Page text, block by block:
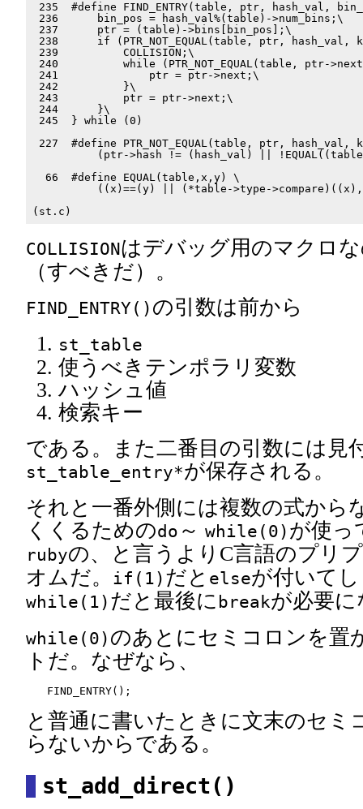
235  #define FIND_ENTRY(table, ptr, hash_val,
236      bin_pos = hash_val%(table)->num_bins;\
237      ptr = (table)->bins[bin_pos];\
238      if (PTR_NOT_EQUAL(table, ptr, hash_val,
239          COLLISION;\
240          while (PTR_NOT_EQUAL(table, ptr-
241              ptr = ptr->next;\
242          }\
243          ptr = ptr->next;\
244      }\
245  } while (0)
227  #define PTR_NOT_EQUAL(table, ptr,
(ptr->hash != (hash_val) ||
  66  #define EQUAL(table,x,y) \
((x)==(y) || (*table->type-
COLLISIONはデバッグ用のマクロ
（すべきだ）。
FIND_ENTRY() の引数は前から
st_table
使うべきテンポラリ変数
ハッシュ値
検索キー
である。また二番目の引数には見
st_table_entry*が保存される。
それと一番外側には複数の式から
くくるためのdo ～ while(0) が使っ
rubyの、と言うよりC言語のプリ
オムだ。
if(1) だと elseが付いて
while(1) だと最後に breakが必要に
while(0) のあとにセミコロンを置
トだ。なぜなら、
と普通に書いたときに文末のセミ
らないからである。
st_add_direct()